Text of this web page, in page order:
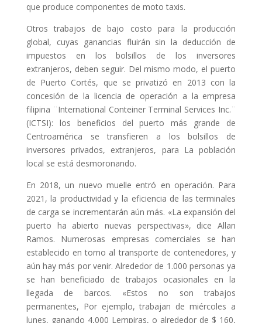
que produce componentes de moto taxis.
Otros trabajos de bajo costo para la producción
global, cuyas ganancias fluirán sin la deducción de
impuestos en los bolsillos de los inversores
extranjeros, deben seguir. Del mismo modo, el puerto
de Puerto Cortés, que se privatizó en 2013 con la
concesión de la licencia de operación a la empresa
filipina ¨International Conteiner Terminal Services Inc.¨
(ICTSI): los beneficios del puerto más grande de
Centroamérica se transfieren a los bolsillos de
inversores privados, extranjeros, para La población
local se está desmoronando.
En 2018, un nuevo muelle entró en operación. Para
2021, la productividad y la eficiencia de las terminales
de carga se incrementarán aún más. «La expansión del
puerto ha abierto nuevas perspectivas», dice Allan
Ramos. Numerosas empresas comerciales se han
establecido en torno al transporte de contenedores, y
aún hay más por venir. Alrededor de 1.000 personas ya
se han beneficiado de trabajos ocasionales en la
llegada de barcos. «Estos no son trabajos
permanentes, Por ejemplo, trabajan de miércoles a
lunes, ganando 4,000 Lempiras, o alrededor de $ 160,